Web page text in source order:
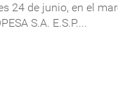
24 de junio, en el
S.A. E.S.P....